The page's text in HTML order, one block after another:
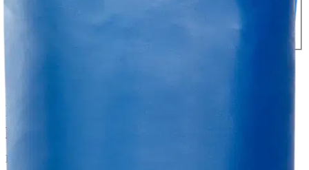
Postin pakettiautomaattiin tai
palvelupisteeseen!
Etu ei koske Suuri‑lisäpalvelulla toimitettavia tuotteita.